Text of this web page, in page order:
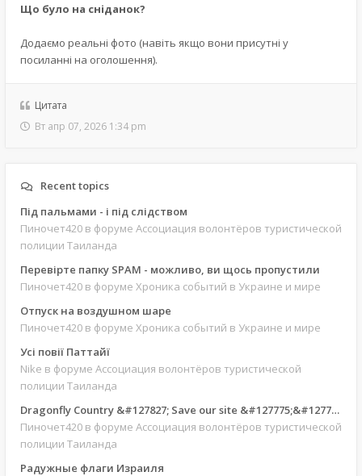
Що було на сніданок?
Додаємо реальні фото (навіть якщо вони присутні у
посиланні на оголошення).
Цитата
Вт апр 07, 2026 1:34 pm
Recent topics
Під пальмами - і під слідством
Пиночет420 в форуме Ассоциация волонтёров туристической
полиции Таиланда
Перевірте папку SPAM - можливо, ви щось пропустили
Пиночет420 в форуме Хроника событий в Украине и мире
Отпуск на воздушном шаре
Пиночет420 в форуме Хроника событий в Украине и мире
Усі повії Паттайї
Nike в форуме Ассоциация волонтёров туристической
полиции Таиланда
Dragonfly Country &#127827; Save our site &#127775;&#127769;
Пиночет420 в форуме Ассоциация волонтёров туристической
полиции Таиланда
Радужные флаги Израиля